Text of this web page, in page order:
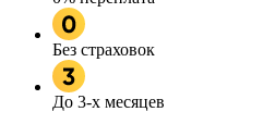
Без страховок
До 3-х месяцев